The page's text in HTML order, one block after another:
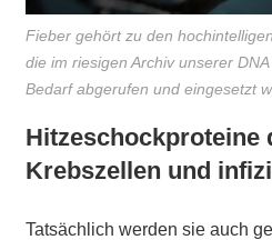
Fieber gehört zu den
die im riesigen Archiv unserer
Bedarf abgerufen und eingesetzt
Hitzeschockproteine
Krebszellen und
Tatsächlich werden sie auch